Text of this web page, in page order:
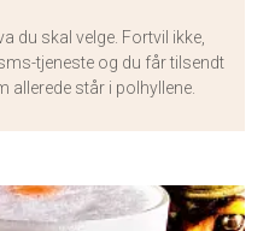
du skal velge. Fortvil ikke,
tjeneste og du får tilsendt
allerede står i polhyllene.